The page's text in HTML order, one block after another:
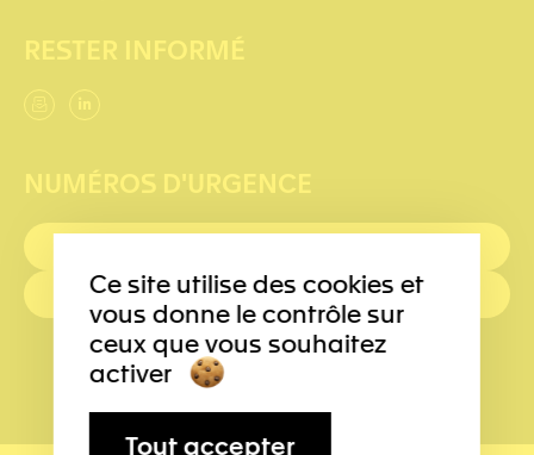
RESTER INFORMÉ
NUMÉROS D'URGENCE
POLICE: 117
Ce site utilise des cookies et
vous donne le contrôle sur
ceux que vous souhaitez
activer
Tout accepter